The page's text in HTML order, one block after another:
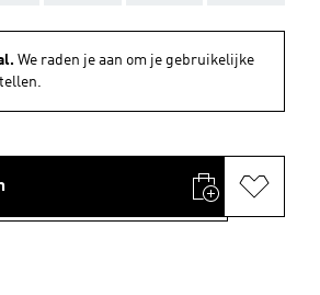
We raden je aan om je gebruikelijke